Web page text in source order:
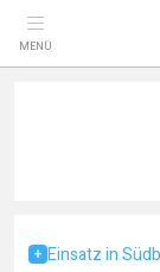
MENÜ
Einsatz in